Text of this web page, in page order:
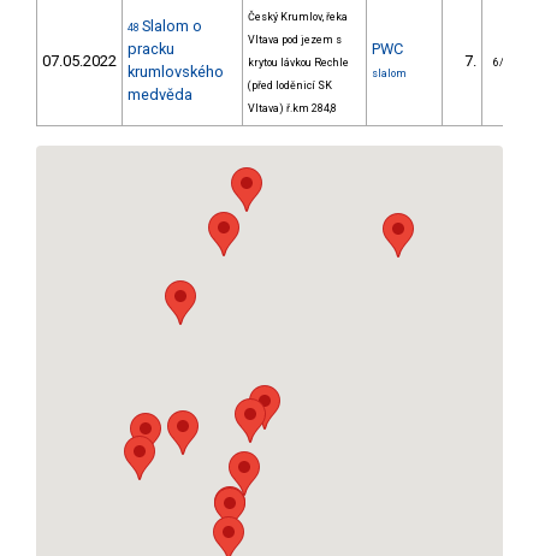
07.05.2022
48 Slalom o
pracku
krumlovského
medvěda
Český Krumlov, řeka
Vltava pod jezem s
krytou lávkou Rechle
(před loděnicí SK
Vltava) ř.km 284,8
PWC
slalom
7. 6/PZM